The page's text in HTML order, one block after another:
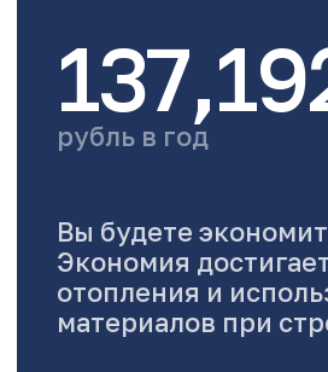
рубль в год
Вы будете
Экономия
отопления и
материалов при